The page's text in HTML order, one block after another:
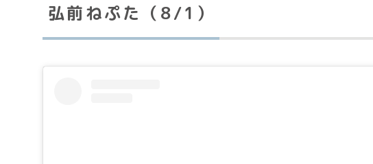
弘前ねぷた（8/1）